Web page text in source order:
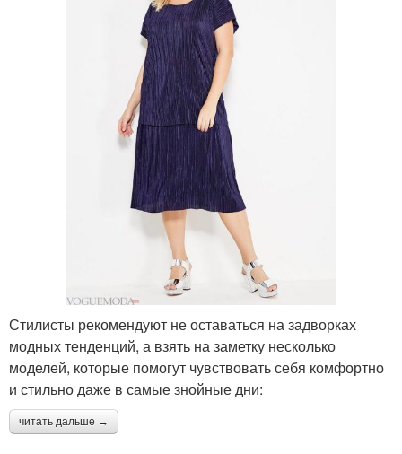
Стилисты рекомендуют не оставаться на задворках
модных тенденций, а взять на заметку несколько
моделей, которые помогут чувствовать себя комфортно
и стильно даже в самые знойные дни:
читать дальше →